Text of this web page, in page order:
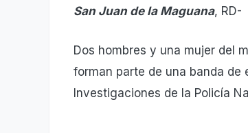
San Juan de la Maguana, RD-
Dos hombres y una mujer del
forman parte de una banda de
Investigaciones de la Policía